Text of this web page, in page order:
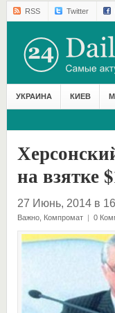
RSS Twitter
УКРАИНА КИЕВ
на взятке
27 Июнь, 2014 в
Важно, Компромат | 0